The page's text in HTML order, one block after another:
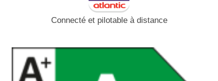
Connecté et pilotable à distance